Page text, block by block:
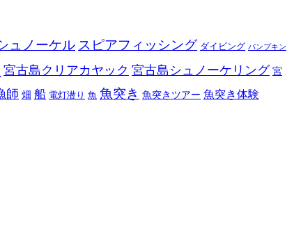
ュノーケル スピアフィッシング ダイビング パンプキン
宮古島クリアカヤック 宮古島シュノーケリング 宮
師 畑 船 電灯潜り 魚 魚突き 魚突きツアー 魚突き体験